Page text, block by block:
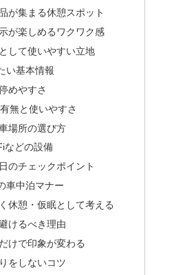
が集まる休憩スポット
が楽しめるワクワク感
して使いやすい立地
い基本情報
めやすさ
無と使いやすさ
場所の選び方
などの設備
のチェックポイント
車中泊マナー
休憩・仮眠として考える
けるべき理由
けで印象が変わる
をしないコツ